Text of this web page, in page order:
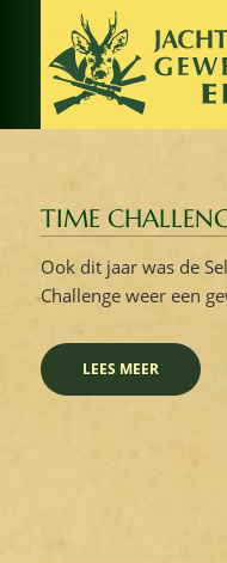
TIME
Ook dit jaar was de
Challenge weer een
LEES MEER